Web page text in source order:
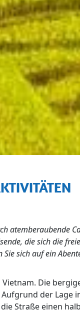
atemberaubende
die sich die
sich auf ein
Die
der Lage
Straße einen